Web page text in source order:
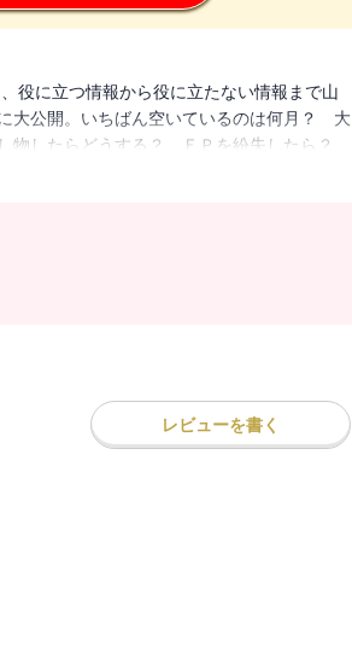
役に立つ情報から役に立たない情報まで山
大公開。いちばん空いているのは何月？ 大
物したらどうする？ ＦＰを紛失したら？
レビューを書く